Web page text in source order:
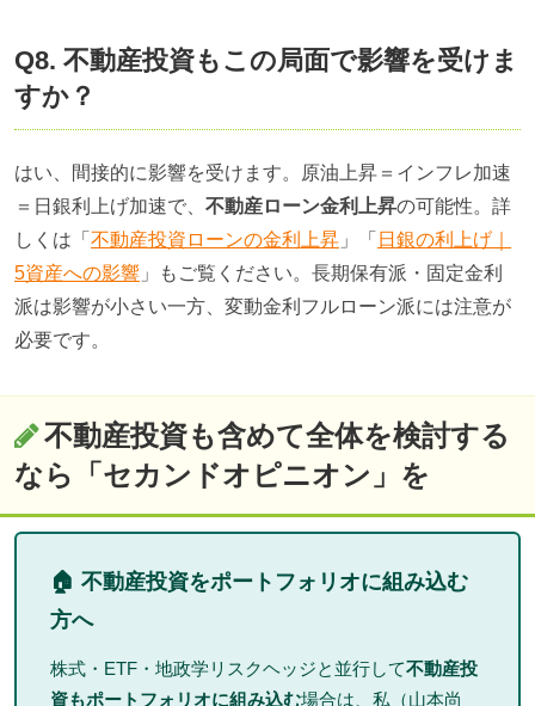
Q8. 不動産投資もこの局面で影響を受けま
すか？
はい、間接的に影響を受けます。原油上昇＝インフレ加速
＝日銀利上げ加速で、 不動産ローン金利上昇の可能性。詳
しくは「 不動産投資ローンの金利上昇 」「 日銀の利上げ｜
5資産への影響 」もご覧ください。長期保有派・固定金利
派は影響が小さい一方、変動金利フルローン派には注意が
必要です。
不動産投資も含めて全体を検討する
なら「セカンドオピニオン」を
🏠 不動産投資をポートフォリオに組み込む
方へ
株式・ETF・地政学リスクヘッジと並行して不動産投
資もポートフォリオに組み込む場合は、私（山本尚